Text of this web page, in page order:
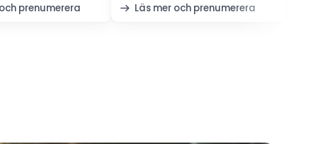
prenumerera
Läs mer och prenumerera